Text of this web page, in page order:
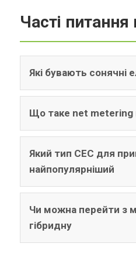
Часті
Які бувають сонячні
Що таке net
Який тип СЕС для
найпопулярніший
Чи можна перейти з
гібридну